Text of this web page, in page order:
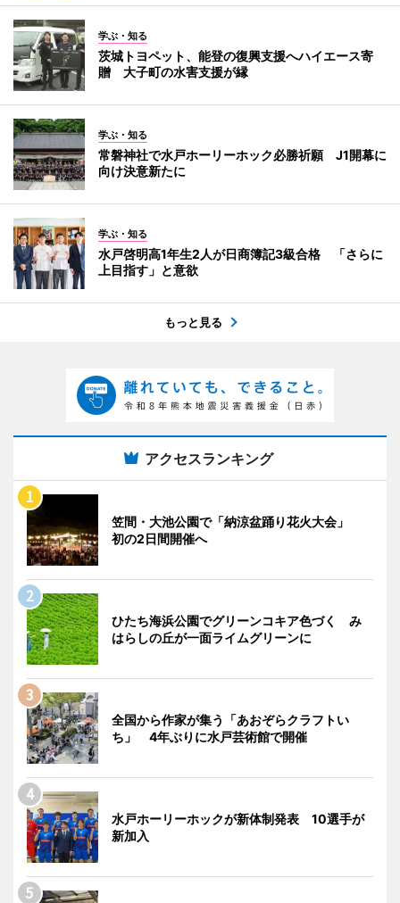
学ぶ・知る
茨城トヨペット、能登の復興支援へハイエース寄
贈 大子町の水害支援が縁
学ぶ・知る
常磐神社で水戸ホーリーホック必勝祈願 J1開幕に
向け決意新たに
学ぶ・知る
水戸啓明高1年生2人が日商簿記3級合格 「さらに
上目指す」と意欲
もっと見る
アクセスランキング
笠間・大池公園で「納涼盆踊り花火大会」
初の2日間開催へ
ひたち海浜公園でグリーンコキア色づく み
はらしの丘が一面ライムグリーンに
全国から作家が集う「あおぞらクラフトい
ち」 4年ぶりに水戸芸術館で開催
水戸ホーリーホックが新体制発表 10選手が
新加入